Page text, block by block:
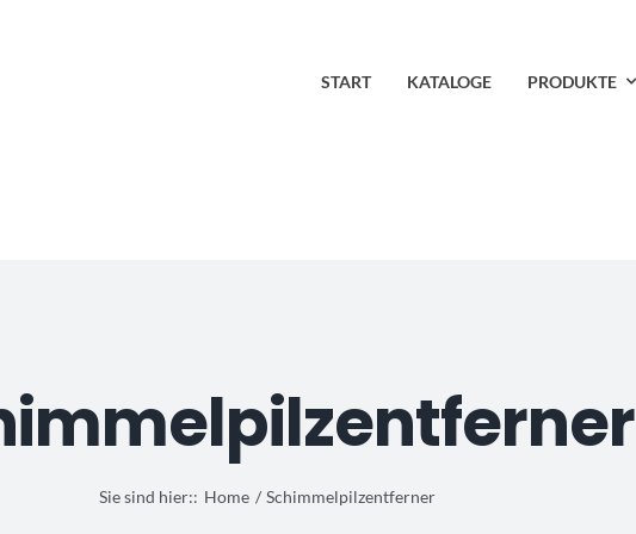
START KATALOGE PRODUKTE
Sie sind hier:: Home Schimmelpilzentferner